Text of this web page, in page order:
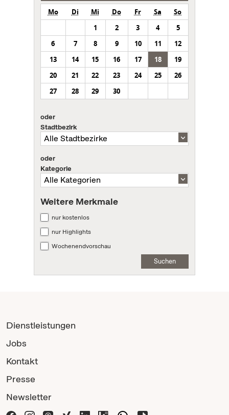
Mo Di Mi Do Fr Sa
So
1
2 3 4
5
6
7 8 9 10 11
12
13
14 15 16 17 18
19
20
21 22 23 24 25
26
27
28 29 30
oder
Stadtbezirk
oder
Kategorie
Weitere Merkmale
nur kostenlos
nur Highlights
Wochenendvorschau
Suchen
Dienstleistungen
Jobs
Kontakt
Presse
Newsletter